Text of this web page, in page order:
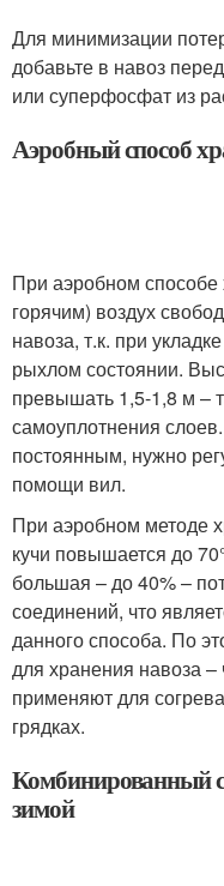
Для минимизации
добавьте в навоз
или суперфосфат из
Аэробный способ
При аэробном
горячим) воздух
навоза, т.к. при
рыхлом состоянии.
превышать 1,5-1,8 м –
самоуплотнения
постоянным, нужно
помощи вил.
При аэробном методе
кучи повышается до
большая – до 40% –
соединений, что
данного способа. По
для хранения навоза
применяют для
грядках.
Комбинированный
зимой